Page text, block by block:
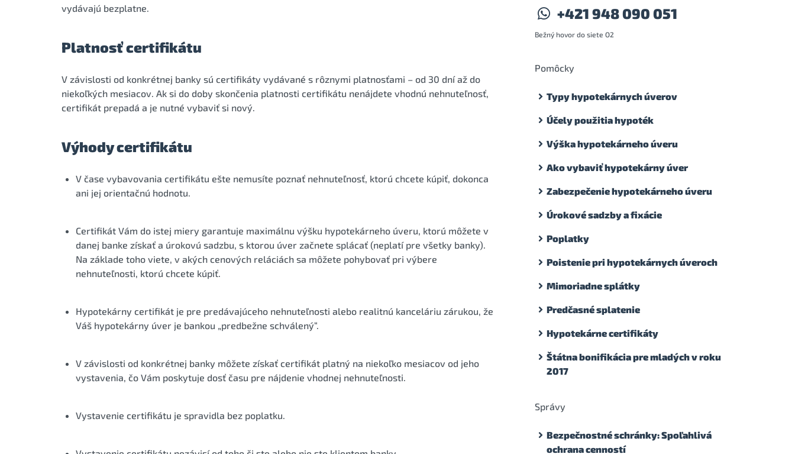
vydávajú bezplatne.
Platnosť certifikátu
V závislosti od konkrétnej banky sú certifikáty vydávané s rôznymi platnosťami – od 30 dní až do
niekoľkých mesiacov. Ak si do doby skončenia platnosti certifikátu nenájdete vhodnú nehnuteľnosť,
certifikát prepadá a je nutné vybaviť si nový.
Výhody certifikátu
V čase vybavovania certifikátu ešte nemusíte poznať nehnuteľnosť, ktorú chcete kúpiť, dokonca
ani jej orientačnú hodnotu.
Certifikát Vám do istej miery garantuje maximálnu výšku hypotekárneho úveru, ktorú môžete v
danej banke získať a úrokovú sadzbu, s ktorou úver začnete splácať (neplatí pre všetky banky).
Na základe toho viete, v akých cenových reláciách sa môžete pohybovať pri výbere
nehnuteľnosti, ktorú chcete kúpiť.
Hypotekárny certifikát je pre predávajúceho nehnuteľnosti alebo realitnú kanceláriu zárukou, že
Váš hypotekárny úver je bankou „predbežne schválený“.
V závislosti od konkrétnej banky môžete získať certifikát platný na niekoľko mesiacov od jeho
vystavenia, čo Vám poskytuje dosť času pre nájdenie vhodnej nehnuteľnosti.
Vystavenie certifikátu je spravidla bez poplatku.
+421 948 090 051
Bežný hovor do siete O2
Pomôcky
Typy hypotekárnych úverov
Účely použitia hypoték
Výška hypotekárneho úveru
Ako vybaviť hypotekárny úver
Zabezpečenie hypotekárneho úveru
Úrokové sadzby a fixácie
Poplatky
Poistenie pri hypotekárnych úveroch
Mimoriadne splátky
Predčasné splatenie
Hypotekárne certifikáty
Štátna bonifikácia pre mladých v roku
2017
Správy
Bezpečnostné schránky: Spoľahlivá
ochrana cenností